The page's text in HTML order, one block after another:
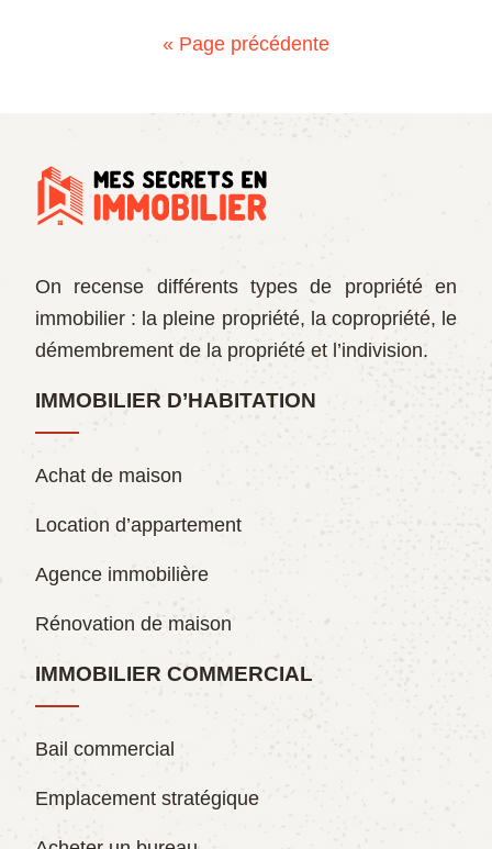
« Page précédente
On recense différents types de propriété en
immobilier : la pleine propriété, la copropriété, le
démembrement de la propriété et l’indivision.
IMMOBILIER D’HABITATION
Achat de maison
Location d’appartement
Agence immobilière
Rénovation de maison
IMMOBILIER COMMERCIAL
Bail commercial
Emplacement stratégique